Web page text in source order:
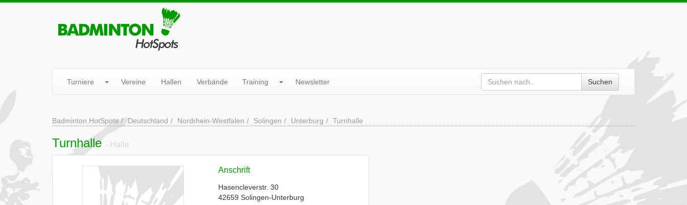
Turniere Vereine Hallen Verbände Training Newsletter Suchen
Badminton HotSpots Deutschland Nordrhein-Westfalen Solingen Unterburg Turnhalle
Turnhalle - Halle
Anschrift
Hasencleverstr. 30
42659 Solingen-Unterburg